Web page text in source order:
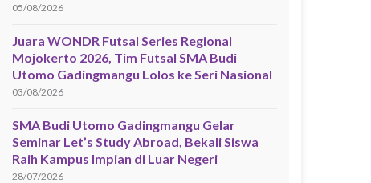
05/08/2026
Juara WONDR Futsal Series Regional
Mojokerto 2026, Tim Futsal SMA Budi
Utomo Gadingmangu Lolos ke Seri Nasional
03/08/2026
SMA Budi Utomo Gadingmangu Gelar
Seminar Let’s Study Abroad, Bekali Siswa
Raih Kampus Impian di Luar Negeri
28/07/2026